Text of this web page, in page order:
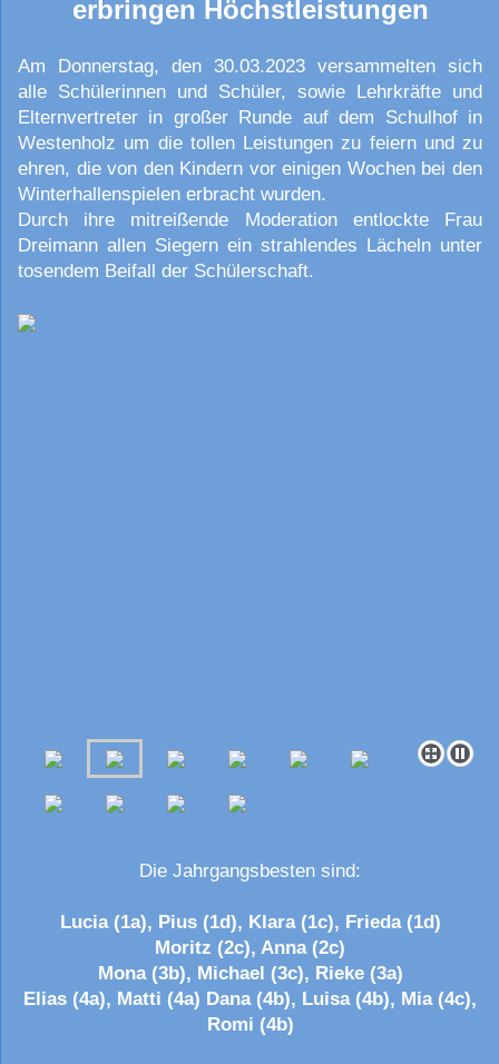
erbringen Höchstleistungen
Am Donnerstag, den 30.03.2023 versammelten sich
alle Schülerinnen und Schüler, sowie Lehrkräfte und
Elternvertreter in großer Runde auf dem Schulhof in
Westenholz um die tollen Leistungen zu feiern und zu
ehren, die von den Kindern vor einigen Wochen bei den
Winterhallenspielen erbracht wurden.
Durch ihre mitreißende Moderation entlockte Frau
Dreimann allen Siegern ein strahlendes Lächeln unter
tosendem Beifall der Schülerschaft.
Die Jahrgangsbesten sind:
Lucia (1a), Pius (1d), Klara (1c), Frieda (1d)
Moritz (2c), Anna (2c)
Mona (3b), Michael (3c), Rieke (3a)
Elias (4a), Matti (4a) Dana (4b), Luisa (4b), Mia (4c),
Romi (4b)